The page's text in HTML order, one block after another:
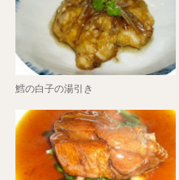
鱈の白子の湯引き